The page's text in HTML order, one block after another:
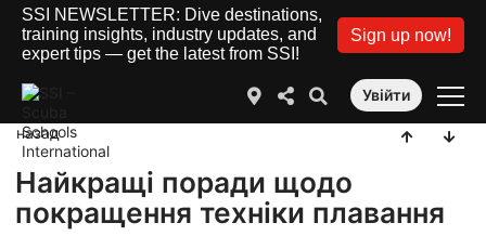
SSI NEWSLETTER: Dive destinations,
training insights, industry updates, and
expert tips — get the latest from SSI!
Sign up now!
Увійти
назад
Найкращі поради щодо
покращення техніки плавання